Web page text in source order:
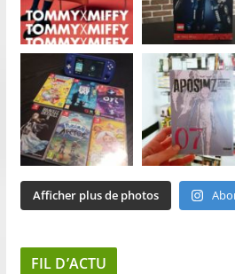
Afficher plus de photos
FIL D’ACTU